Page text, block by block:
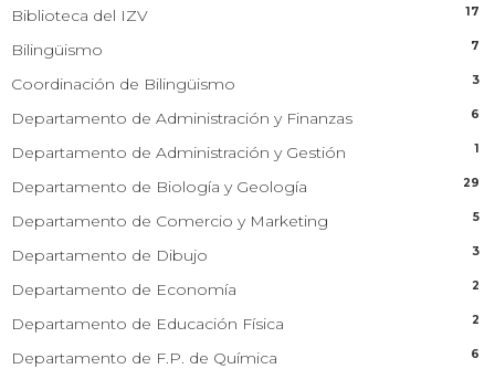
Biblioteca del IZV 17
Bilingüismo 7
Coordinación de Bilingüismo 3
Departamento de Administración y Finanzas 6
Departamento de Administración y Gestión 1
Departamento de Biología y Geología 29
Departamento de Comercio y Marketing 5
Departamento de Dibujo 3
Departamento de Economía 2
Departamento de Educación Física 2
Departamento de F.P. de Química 6